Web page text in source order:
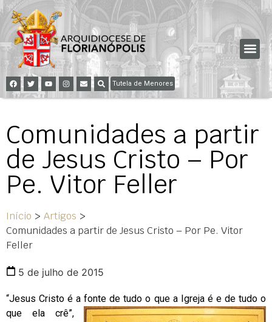
Tutela de Menores
Comunidades a partir
de Jesus Cristo – Por
Pe. Vitor Feller
Início > Artigos >
Comunidades a partir de Jesus Cristo – Por Pe. Vitor
Feller
5 de julho de 2015
“Jesus Cristo é a fonte de tudo o que a Igreja é e de tudo o
que ela crê”,